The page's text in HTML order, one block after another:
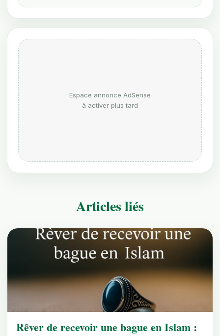
Espace annonce AdSense
à activer plus tard
Articles liés
Rêver de recevoir une bague en Islam :